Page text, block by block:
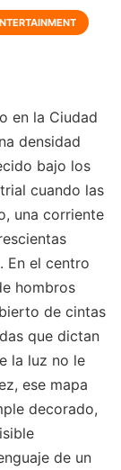
en la Ciudad
densidad
bajo los
cuando las
una corriente
En el centro
hombros
de cintas
que dictan
la luz no le
ese mapa
decorado,
de un